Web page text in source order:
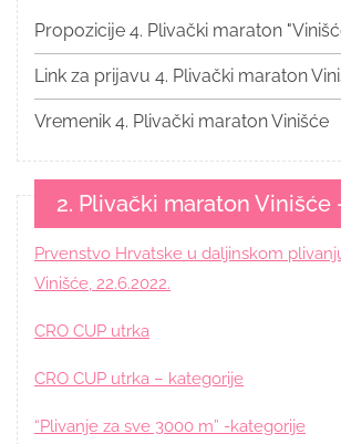
Propozicije 4. Plivački maraton
Link za prijavu 4. Plivački maraton
Vremenik 4. Plivački maraton Vinišće
2. Plivački maraton Vinišće
Prvenstvo Hrvatske u daljinskom
Vinišće, 22.6.2022.
CRO CUP utrka
CRO CUP utrka – kategorije
“Plivanje za sve 3000 m” -kategorije